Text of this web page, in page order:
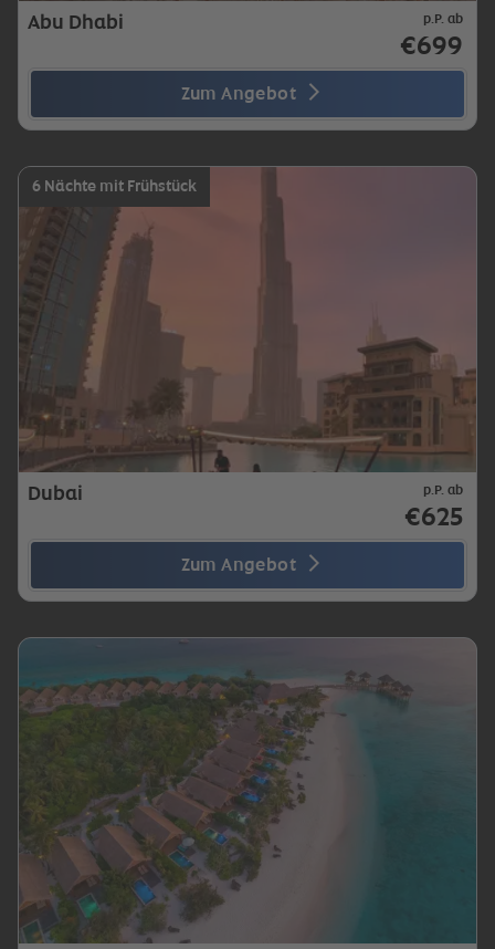
Abu Dhabi p.P. ab
€699
Zum Angebot
6 Nächte mit Frühstück
Dubai p.P. ab
€625
Zum Angebot